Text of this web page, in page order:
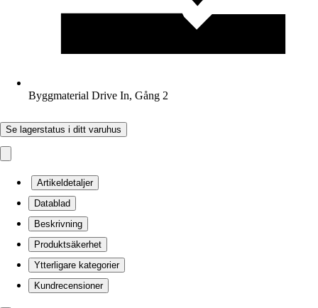
Byggmaterial Drive In, Gång 2
Se lagerstatus i ditt varuhus
Artikeldetaljer
Datablad
Beskrivning
Produktsäkerhet
Ytterligare kategorier
Kundrecensioner